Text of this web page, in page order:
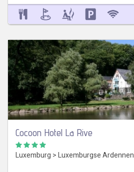
Cocoon Hotel La Rive
Luxemburg >Luxemburgse Ardennen